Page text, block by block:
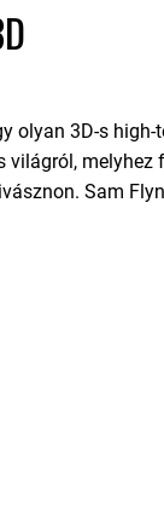
olyan 3D-s
világról, melyhez
Sam